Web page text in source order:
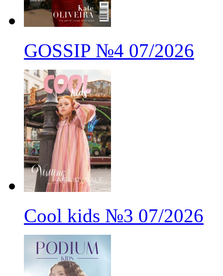
GOSSIP №4 07/2026
Cool kids №3 07/2026